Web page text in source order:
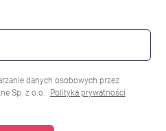
danych osobowych przez
Sp. z o.o.
Polityka prywatności